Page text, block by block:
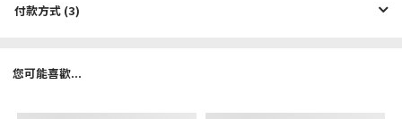
付款方式 (3)
您可能喜歡...